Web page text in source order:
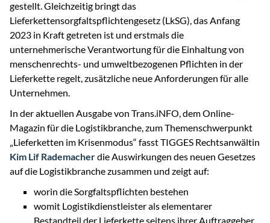
gestellt. Gleichzeitig bringt das
Lieferkettensorgfaltspflichtengesetz (LkSG), das Anfang
2023 in Kraft getreten ist und erstmals die
unternehmerische Verantwortung für die Einhaltung von
menschenrechts- und umweltbezogenen Pflichten in der
Lieferkette regelt, zusätzliche neue Anforderungen für alle
Unternehmen.
In der aktuellen Ausgabe von Trans.iNFO, dem Online-
Magazin für die Logistikbranche, zum Themenschwerpunkt
„Lieferketten im Krisenmodus“ fasst TIGGES Rechtsanwältin
Kim Lif Rademacherdie Auswirkungen des neuen Gesetzes
auf die Logistikbranche zusammen und zeigt auf:
worin die Sorgfaltspflichten bestehen
womit Logistikdienstleister als elementarer
Bestandteil der Lieferkette seitens ihrer Auftraggeber